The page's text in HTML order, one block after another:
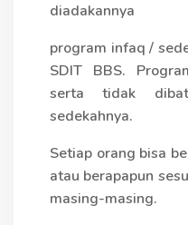
diadakannya
program infaq /
SDIT BBS.
serta tidak
sedekahnya.
Setiap orang bisa
atau berapapun
masing-masing.